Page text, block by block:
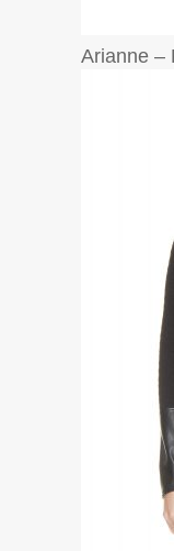
Arianne –